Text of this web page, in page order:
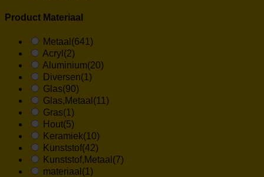
Product Materiaal
Metaal (641)
Acryl (2)
Aluminium(20)
Diversen(1)
Glas(90)
Glas,Metaal (11)
Gras(1)
Hout(5)
Keramiek(10)
Kunststof(42)
Kunststof,Metaal (7)
materiaal (1)